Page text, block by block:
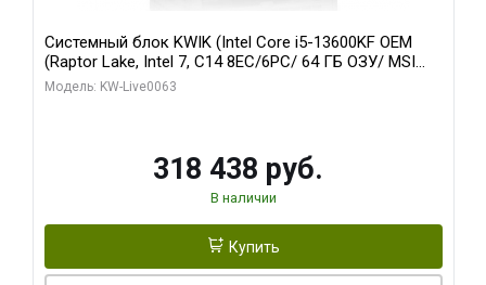
Системный блок KWIK (Intel Core i5-13600KF OEM
(Raptor Lake, Intel 7, C14 8EC/6PC/ 64 ГБ ОЗУ/ MSI
RTX5080 VENTUS 3X OC 16GB GDDR7 256bit 3xDP
Модель: KW-Live0063
318 438 руб.
В наличии
Купить